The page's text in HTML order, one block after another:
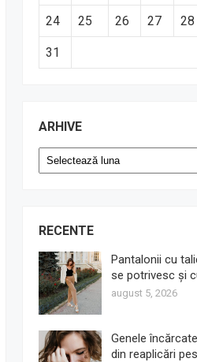
24 25 26 27 28
31
ARHIVE
Arhive
RECENTE
Pantalonii cu
se potrivesc și
august 5, 2026
Genele
din reaplicări